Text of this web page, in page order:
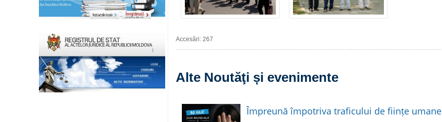
Accesări: 267
Alte Noutăţi și evenimente
Împreună împotriva traficului de ființe umane